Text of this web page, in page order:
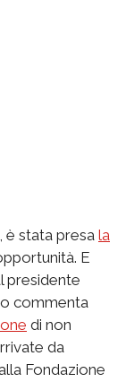
è stata presa la
E
presidente
commenta
di non
da
Fondazione